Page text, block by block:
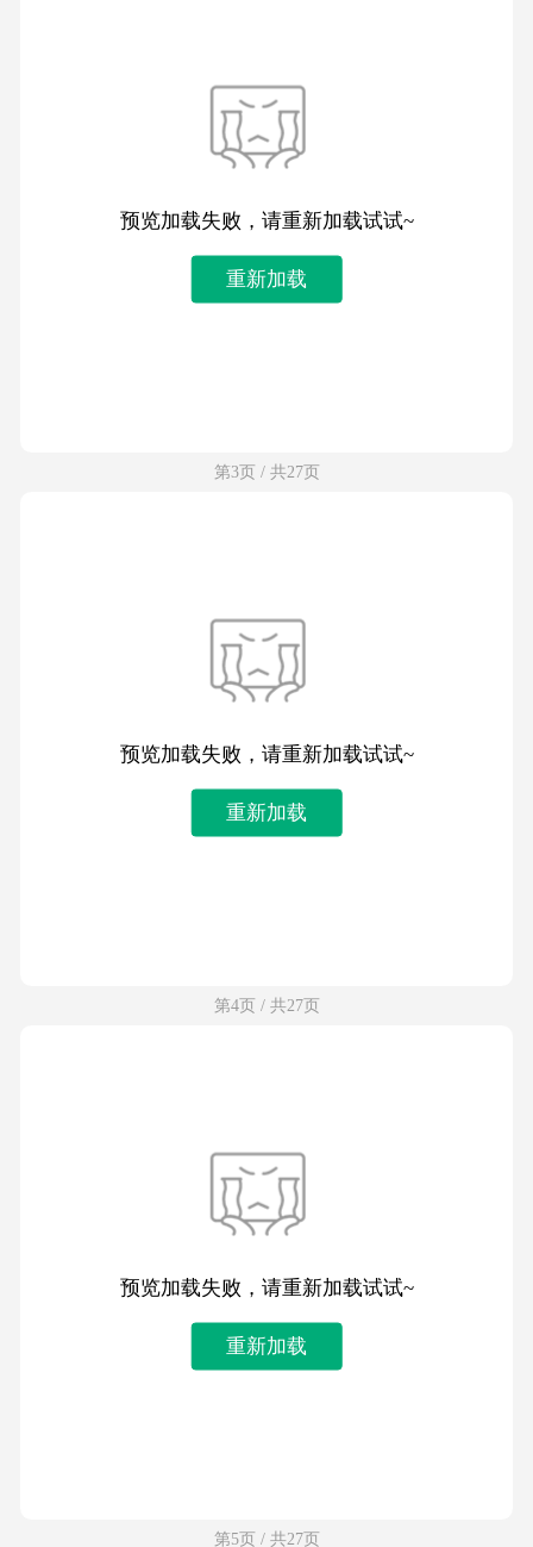
预览加载失败，请重新加载试试~
重新加载
第3页 / 共27页
预览加载失败，请重新加载试试~
重新加载
第4页 / 共27页
预览加载失败，请重新加载试试~
重新加载
第5页 / 共27页